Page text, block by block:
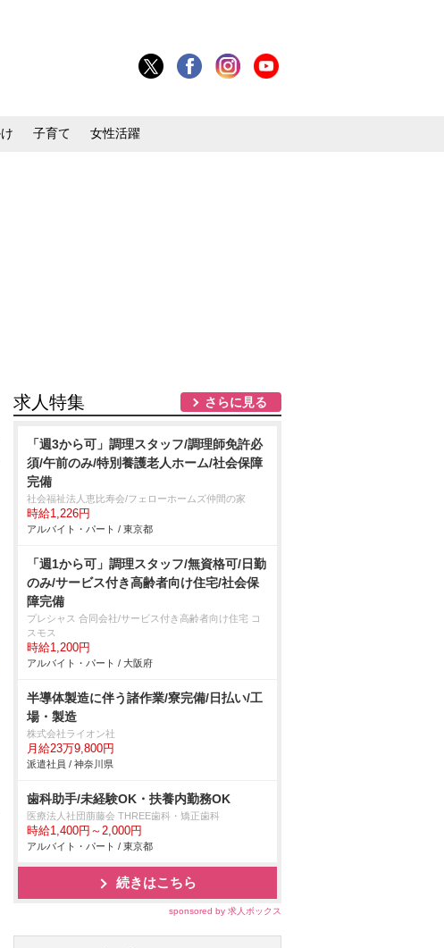
子育て 女性活躍
求人特集 さらに見る
「週3から可」調理スタッフ/調理師免許必
須/午前のみ/特別養護老人ホーム/社会保障
完備
社会福祉法人恵比寿会/フェローホームズ仲間の家
時給1,226円
アルバイト・パート / 東京都
「週1から可」調理スタッフ/無資格可/日勤
のみ/サービス付き高齢者向け住宅/社会保
障完備
プレシャス 合同会社/サービス付き高齢者向け住宅 コ
スモス
時給1,200円
アルバイト・パート / 大阪府
半導体製造に伴う諸作業/寮完備/日払い/工
場・製造
株式会社ライオン社
月給23万9,800円
派遣社員 / 神奈川県
歯科助手/未経験OK・扶養内勤務OK
医療法人社団萠藤会 THREE歯科・矯正歯科
時給1,400円～2,000円
アルバイト・パート / 東京都
続きはこちら
sponsored by 求人ボックス